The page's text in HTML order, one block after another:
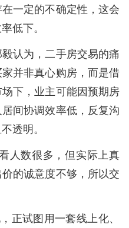
一定的不确定性，这会
低下。
认为，二手房交易的痛
并非真心购房，而是借
下，业主可能因预期房
间协调效率低，反复沟
透明。
人数很多，但实际上真
的诚意度不够，所以交
正试图用一套线上化、